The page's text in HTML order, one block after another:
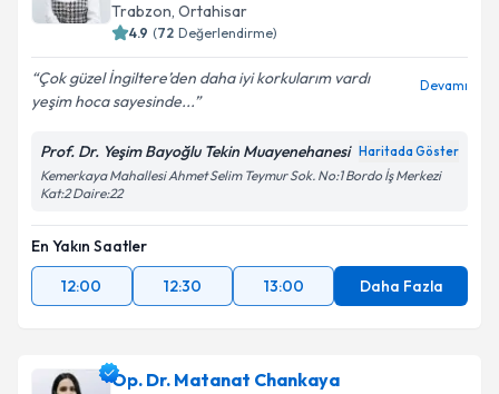
Trabzon, Ortahisar
4.9 (72 Değerlendirme)
Çok güzel İngiltere’den daha iyi korkularım vardı
yeşim hoca sayesinde...
Devamı
Prof. Dr. Yeşim Bayoğlu Tekin Muayenehanesi Haritada Göster
Kemerkaya Mahallesi Ahmet Selim Teymur Sok. No:1 Bordo İş Merkezi
Kat:2 Daire:22
En Yakın Saatler
12:00
12:30 13:00 Daha Fazla
Op. Dr. Matanat Chankaya